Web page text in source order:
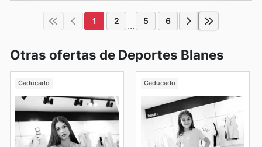
1 2 ... 5 6
Otras ofertas de Deportes Blanes
Caducado Caducado